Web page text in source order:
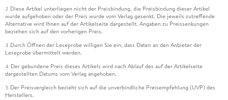
2 Diese Artikel unterliegen nicht der Preisbindung, die Preisbindung dieser Artikel
wurde aufgehoben oder der Preis wurde vom Verlag gesenkt. Die jeweils zutreffende
Alternative wird Ihnen auf der Artikelseite dargestellt. Angaben zu Preissenkungen
beziehen sich auf den vorherigen Preis.
3 Durch Öffnen der Leseprobe willigen Sie ein, dass Daten an den Anbieter der
Leseprobe übermittelt werden.
4 Der gebundene Preis dieses Artikels wird nach Ablauf des auf der Artikelseite
dargestellten Datums vom Verlag angehoben.
5 Der Preisvergleich bezieht sich auf die unverbindliche Preisempfehlung (UVP) des
Herstellers.